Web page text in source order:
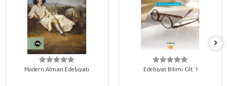
Modern Alman Edebiyatı Edebiyat Bilimi Cilt: 1